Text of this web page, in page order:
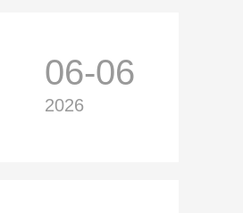
06-06
2026